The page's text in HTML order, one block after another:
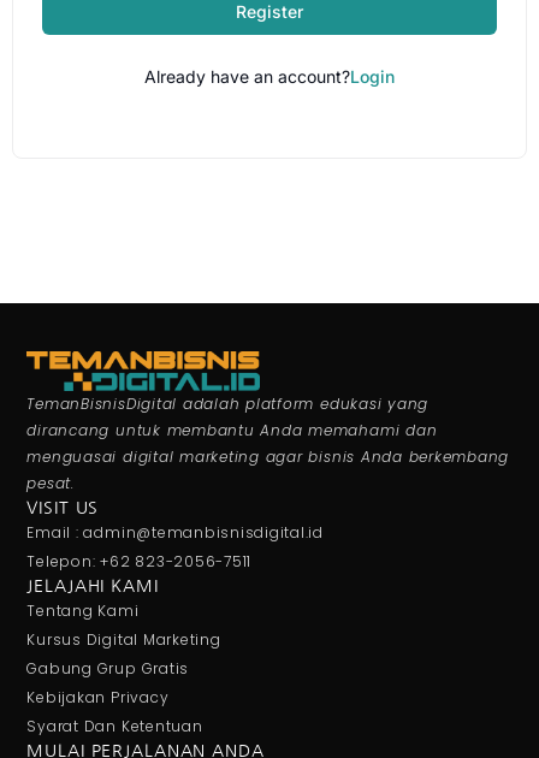
Register
Already have an account?Login
TemanBisnisDigital adalah platform edukasi yang
dirancang untuk membantu Anda memahami dan
menguasai digital marketing agar bisnis Anda berkembang
pesat.
VISIT US
Email : admin@temanbisnisdigital.id
Telepon: +62 823-2056-7511
JELAJAHI KAMI
Tentang Kami
Kursus Digital Marketing
Gabung Grup Gratis
Kebijakan Privacy
Syarat Dan Ketentuan
MULAI PERJALANAN ANDA